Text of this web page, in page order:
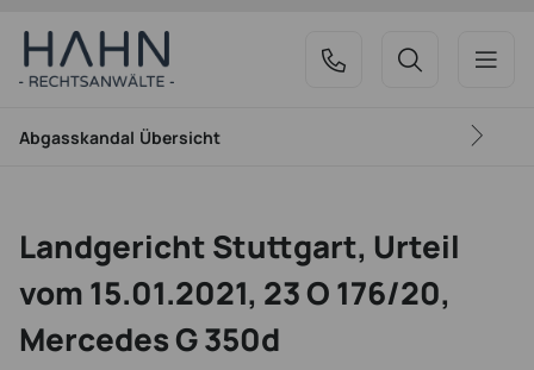
Abgasskandal Übersicht
Landgericht Stuttgart, Urteil
vom 15.01.2021, 23 O 176/20,
Mercedes G 350d